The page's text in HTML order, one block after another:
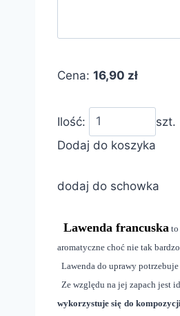
Cena: 16,90 zł
Ilość:
szt.
Dodaj do koszyka
dodaj do schowka
Lawenda francuska to
aromatyczne choć nie tak
Lawenda do uprawy
Ze względu na jej zapach jest
wykorzystuje się do